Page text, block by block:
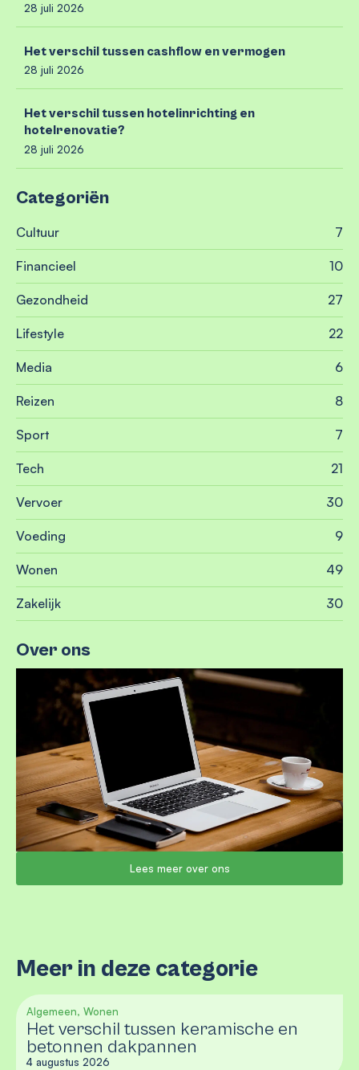
28 juli 2026
Het verschil tussen cashflow en vermogen
28 juli 2026
Het verschil tussen hotelinrichting en
hotelrenovatie?
28 juli 2026
Categoriën
Cultuur 7
Financieel 10
Gezondheid 27
Lifestyle 22
Media 6
Reizen 8
Sport 7
Tech 21
Vervoer 30
Voeding 9
Wonen 49
Zakelijk 30
Over ons
Lees meer over ons
Meer in deze categorie
Algemeen, Wonen
Het verschil tussen keramische en
betonnen dakpannen
4 augustus 2026